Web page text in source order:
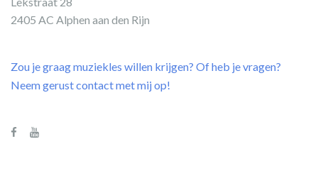
2405 AC Alphen aan den Rijn
Zou je graag muziekles willen krijgen? Of heb je vragen?
Neem gerust contact met mij op!